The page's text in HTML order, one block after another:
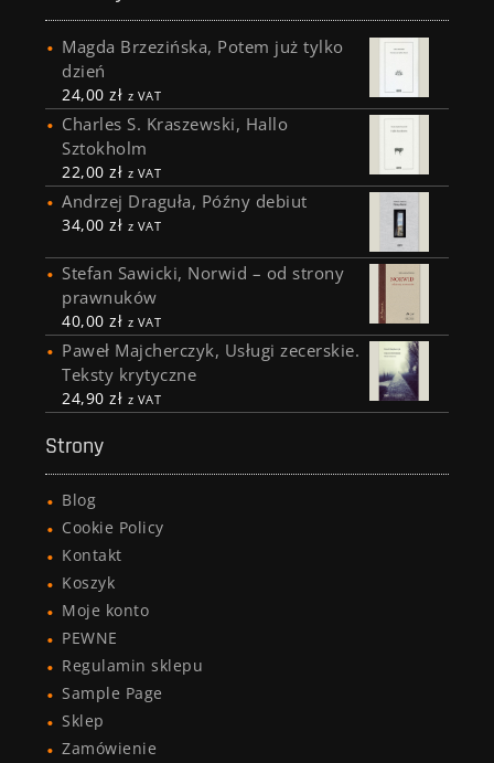
Magda Brzezińska, Potem już tylko
dzień
24,00zł z VAT
Charles S. Kraszewski, Hallo
Sztokholm
22,00zł z VAT
Andrzej Draguła, Późny debiut
34,00zł z VAT
Stefan Sawicki, Norwid – od strony
prawnuków
40,00zł z VAT
Paweł Majcherczyk, Usługi zecerskie.
Teksty krytyczne
24,90zł z VAT
Strony
Blog
Cookie Policy
Kontakt
Koszyk
Moje konto
PEWNE
Regulamin sklepu
Sample Page
Sklep
Zamówienie